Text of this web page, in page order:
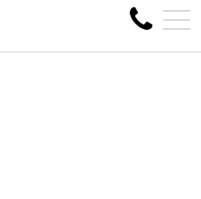
VOTRE AUTO PEU
QC, CA H1S 1A2
EN